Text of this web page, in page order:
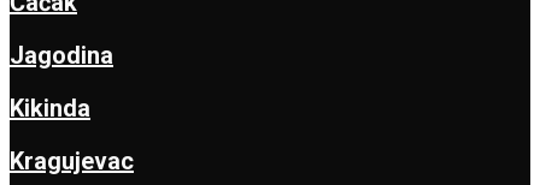
Jagodina
Kikinda
Kragujevac